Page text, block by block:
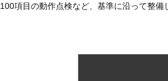
100項目の動作点検など、基準に沿って整